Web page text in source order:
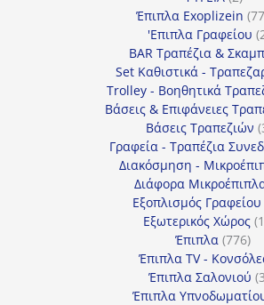
Έπιπλα Exoplizein
'Επιπλα Γραφείου
BAR Τραπέζια &
Set Καθιστικά -
Trolley - Βοηθητικά
Βάσεις & Επιφάνειες
Βάσεις Τραπεζιών
Γραφεία - Τραπέζια
Διακόσμηση -
Διάφορα
Εξοπλισμός Γραφείου
Εξωτερικός Χώρος
Έπιπλα 776776
Έπιπλα TV -
Έπιπλα Σαλονιού
Έπιπλα